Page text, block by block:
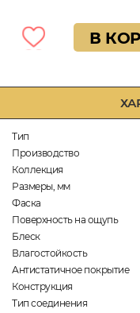
Тип
Производство
Коллекция
Размеры, мм
Фаска
Поверхность на ощупь
Блеск
Влагостойкость
Антистатичное покрытие
Конструкция
Тип соединения
В